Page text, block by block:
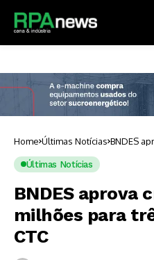
Home Últimas Notícias BNDES
para três
Últimas Notícias
BNDES aprova
milhões para
CTC